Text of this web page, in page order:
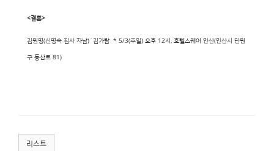
<결혼>
김원명(신명숙 집사 차남)˙김가람 * 5/3(주일) 오후 12시, 호텔스퀘어 안산(안산시 단원
구 동산로 81)
리스트